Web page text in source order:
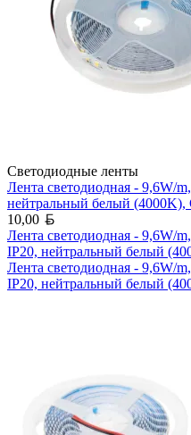
Светодиодные ленты
Лента светодиодная - 9,6W/
нейтральный белый
10,00
Лента светодиодная - 9,6W/
IP20, нейтральный белый
Лента светодиодная - 9,6W/
IP20, нейтральный белый